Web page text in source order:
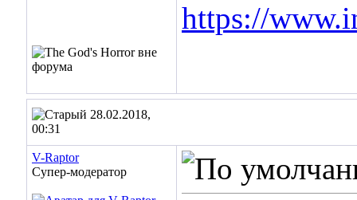
https://
28.02.2018,
00:31
V-Raptor
Супер-модератор